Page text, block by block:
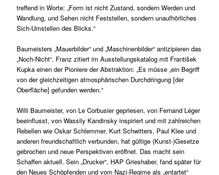
treffend in Worte: „Form ist nicht Zustand, sondern Werden und
Wandlung, und Sehen nicht Feststellen, sondern unaufhörliches
Sich-Umstellen des Blicks.“
Baumeisters „Mauerbilder“ und „Maschinenbilder“ antizipieren das
„Noch-Nicht“. Franz zitiert im Ausstellungskatalog mit František
Kupka einen der Pioniere der Abstraktion: „Es müsse „ein Begriff
von der gleichzeitigen atmosphärischen Durchdringung [der
Oberfläche] gefunden werden.“
Willi Baumeister, von Le Corbusier gepriesen, von Fernand Léger
beeinflusst, von Wassily Kandinsky inspiriert und mit zahlreichen
Rebellen wie Oskar Schlemmer, Kurt Schwitters, Paul Klee und
anderen freundschaftlich verbunden, hat gültige (Kunst-)Gesetze
gebrochen und neue Perspektiven eröffnet. Das macht sein
Schaffen aktuell. Sein „Drucker“, HAP Grieshaber, fand später für
den Neues Schöpfenden und vom Nazi-Regime als „entartet“